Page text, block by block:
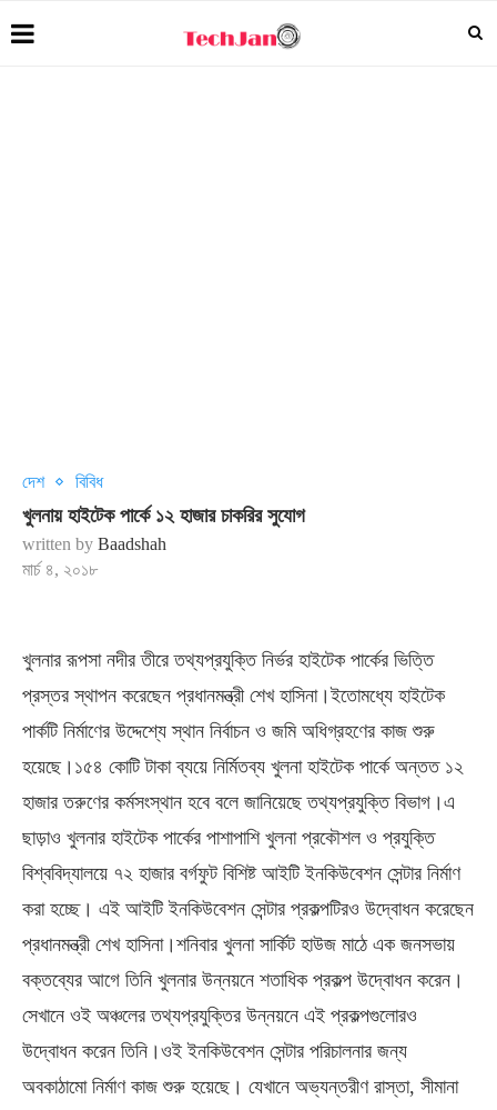
দেশ বিবিধ
খুলনায় হাইটেক পার্কে ১২ হাজার চাকরির সুযোগ
written by Baadshah
মার্চ ৪, ২০১৮
খুলনার রূপসা নদীর তীরে তথ্যপ্রযুক্তি নির্ভর হাইটেক পার্কের ভিত্তি
প্রস্তর স্থাপন করেছেন প্রধানমন্ত্রী শেখ হাসিনা।ইতোমধ্যে হাইটেক
পার্কটি নির্মাণের উদ্দেশ্যে স্থান নির্বাচন ও জমি অধিগ্রহণের কাজ শুরু
হয়েছে।১৫৪ কোটি টাকা ব্যয়ে নির্মিতব্য খুলনা হাইটেক পার্কে অন্তত ১২
হাজার তরুণের কর্মসংস্থান হবে বলে জানিয়েছে তথ্যপ্রযুক্তি বিভাগ।এ
ছাড়াও খুলনার হাইটেক পার্কের পাশাপাশি খুলনা প্রকৌশল ও প্রযুক্তি
বিশ্ববিদ্যালয়ে ৭২ হাজার বর্গফুট বিশিষ্ট আইটি ইনকিউবেশন সেন্টার নির্মাণ
করা হচ্ছে। এই আইটি ইনকিউবেশন সেন্টার প্রকল্পটিরও উদ্বোধন করেছেন
প্রধানমন্ত্রী শেখ হাসিনা।শনিবার খুলনা সার্কিট হাউজ মাঠে এক জনসভায়
বক্তব্যের আগে তিনি খুলনার উন্নয়নে শতাধিক প্রকল্প উদ্বোধন করেন।
সেখানে ওই অঞ্চলের তথ্যপ্রযুক্তির উন্নয়নে এই প্রকল্পগুলোরও
উদ্বোধন করেন তিনি।ওই ইনকিউবেশন সেন্টার পরিচালনার জন্য
অবকাঠামো নির্মাণ কাজ শুরু হয়েছে। যেখানে অভ্যন্তরীণ রাস্তা, সীমানা